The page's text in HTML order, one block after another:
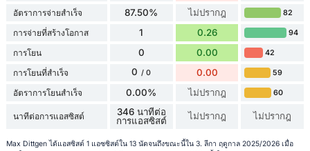
อัตราการจ่ายสำเร็จ 87.50% ไม่ปรากฎ 82
การจ่ายที่สร้างโอกาส 1 0.26 94
การโยน 0 0.00 42
การโยนที่สำเร็จ 0 / 0 0.00 59
อัตราการโยนสำเร็จ 0.00% ไม่ปรากฎ 60
นาทีต่อการแอสซิสต์
346 นาทีต่อ
การแอสซิสต์
ไม่ปรากฎ ไม่ปรากฎ
Max Dittgen ได้แอสซิสต์ 1 แอซซิสต์ใน 13 นัดจนถึงขณะนี้ใน 3. ลีกา ฤดูกาล 2025/2026 เมื่อ